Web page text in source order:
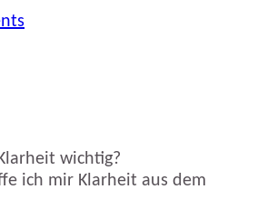
wichtig?
ich mir Klarheit aus dem